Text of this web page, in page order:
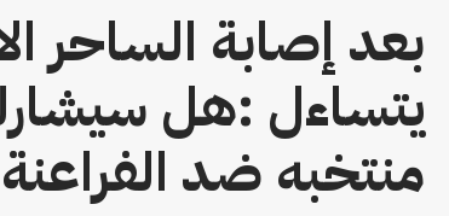
بعد إصابة الساحر
يتساءل :هل
منتخبه ضد الفراعنة